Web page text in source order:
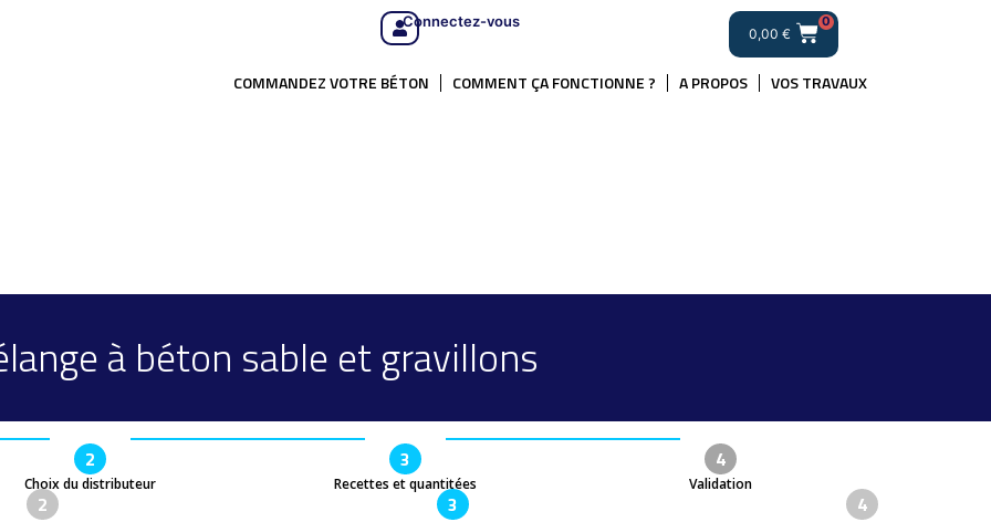
Connectez-vous
0,00 €
0
COMMANDEZ VOTRE BÉTON COMMENT ÇA FONCTIONNE ? A PROPOS VOS TRAVAUX
à béton sable et gravillons
2
Choix du distributeur
3
Recettes et quantitées
4
Validation
2 3 4